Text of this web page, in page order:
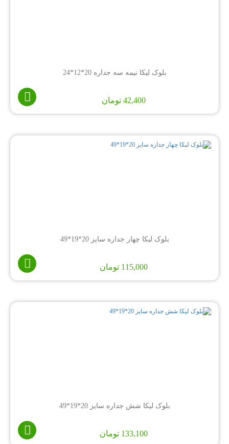
بلوک لیکا نیمه سه جداره 20*12*24
42,400 تومان
بلوک لیکا چهار جداره سایز 20*19*49
115,000 تومان
بلوک لیکا شش جداره سایز 20*19*49
133,100 تومان